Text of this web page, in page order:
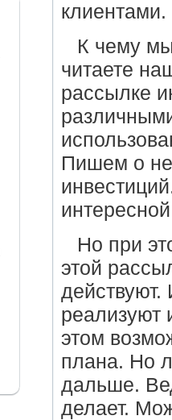
клиентами.
К чему
читаете
рассылке
Пишем о
Но при
этой
реализуют
этом
плана. Но
дальше.
делает.